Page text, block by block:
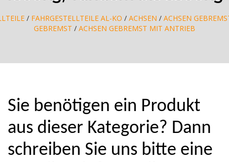
/ FAHRGESTELLTEILE AL-KO / ACHSEN / ACHSEN
GEBREMST / ACHSEN GEBREMST MIT ANTRIEB
Sie benötigen ein Produkt
aus dieser Kategorie? Dann
schreiben Sie uns bitte eine